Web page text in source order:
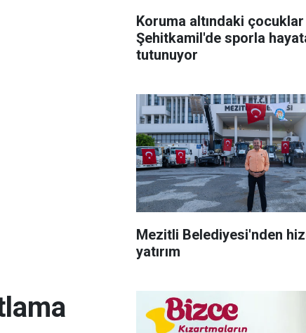
Koruma altındaki çocuklar
Şehitkamil'de sporla
tutunuyor
Mezitli Belediyesi'nden
yatırım